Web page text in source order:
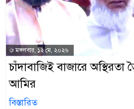
মঙ্গলবার, ১২ মে, ২০২৬
চাঁদাবাজিই বাজারে অস্থিরতা
আমির
বিস্তারিত